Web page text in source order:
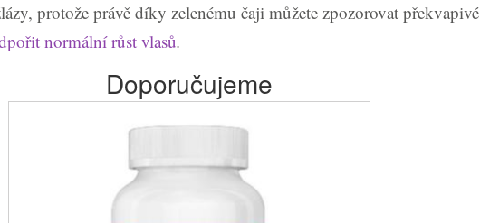
protože právě díky zelenému čaji můžete zpozorovat překvapivé
normální růst vlasů.
Doporučujeme